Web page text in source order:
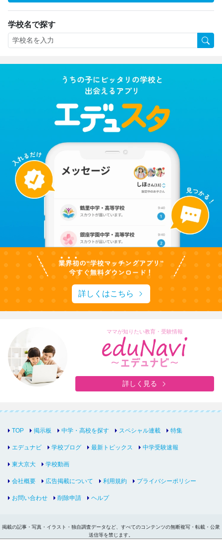
学校名で探す
詳しくはこちら
ママが知りたい教育・受験情報
詳しく見る
TOP 掲示板 中学・高校を探す スペシャル連載 特集
エデュナビ 学校ブログ 最新トピックス 中学受験速報
東大京大 学校動画
会社概要 広告掲載について 利用規約 プライバシーポリシー
お問い合わせ 削除申請 ヘルプ
掲載の記事・写真・イラスト・独自調査データなど、すべてのコンテンツの無断複写・転載・公衆
送信等を禁じます。